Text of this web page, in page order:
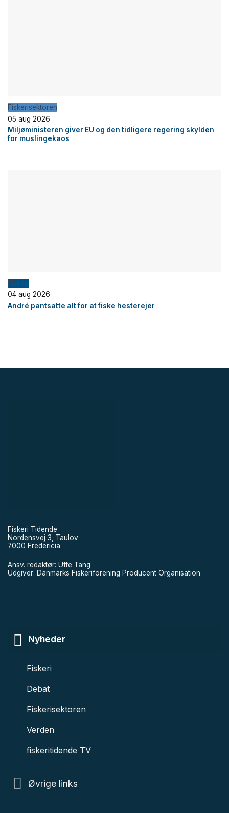
Fiskerisektoren
05 aug 2026
Miljøministeren giver EU og den tidligere regering skylden
for muslingekaos
Fiskeri
04 aug 2026
André pantsatte alt for at fiske hesterejer
Fiskeri Tidende
Nordensvej 3, Taulov
7000 Fredericia
Ansv. redaktør: Uffe Tang
Udgiver: Danmarks Fiskeriforening Producent Organisation
Nyheder
Fiskeri
Debat
Fiskerisektoren
Verden
fiskeritidende TV
Øvrige links